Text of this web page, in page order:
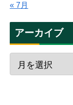
« 7月
アーカイブ